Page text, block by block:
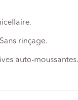
rinçage.
auto-moussantes.